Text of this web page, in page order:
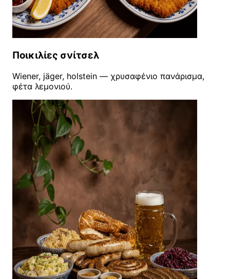
Ποικιλίες σνίτσελ
Wiener, jäger, holstein — χρυσαφένιο πανάρισμα,
φέτα λεμονιού.